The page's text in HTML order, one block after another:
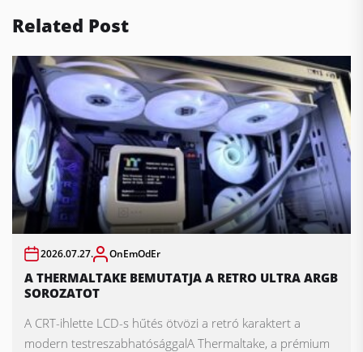
Related Post
2026.07.27. OnEmOdEr
A THERMALTAKE BEMUTATJA A RETRO ULTRA ARGB
SOROZATOT
A CRT-ihlette LCD-s hűtés ötvözi a retró karaktert a
modern testreszabhatósággalA Thermaltake, a prémium